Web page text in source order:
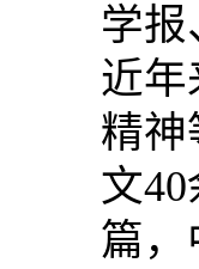
学
近年
精神
文
篇，